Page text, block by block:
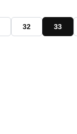
32 33